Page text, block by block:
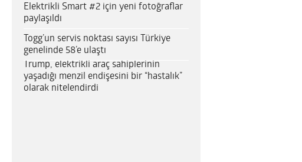
Elektrikli Smart #2 için yeni fotoğraflar
paylaşıldı
Togg’un servis noktası sayısı Türkiye
genelinde 58’e ulaştı
Trump, elektrikli araç sahiplerinin
yaşadığı menzil endişesini bir “hastalık”
olarak nitelendirdi